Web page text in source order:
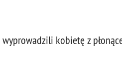
kobietę z